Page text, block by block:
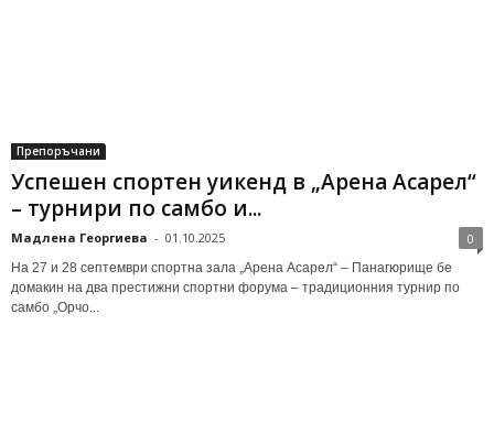
Препоръчани
Успешен спортен уикенд в „Арена Асарел“
– турнири по самбо и...
Мадлена Георгиева - 01.10.2025 0
На 27 и 28 септември спортна зала „Арена Асарел“ – Панагюрище бе
домакин на два престижни спортни форума – традиционния турнир по
самбо „Орчо...